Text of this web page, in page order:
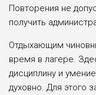
Повторения не
получить
Отдыхающим
время в лагере.
дисциплину и
духовно. Для этого